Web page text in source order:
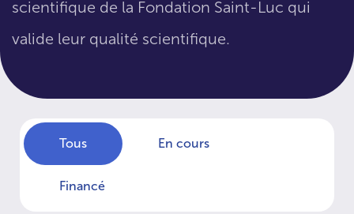
scientifique de la Fondation Saint-Luc qui
valide leur qualité scientifique.
Tous En cours
Financé